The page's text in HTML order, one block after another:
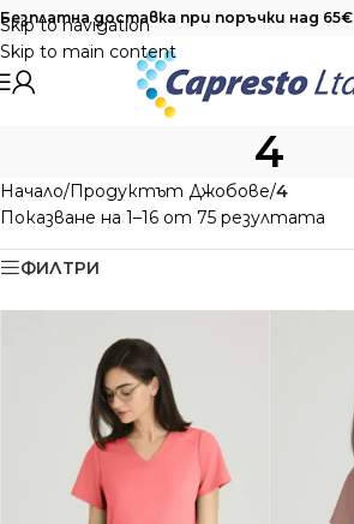
Skip to navigation
Skip to main content
Безплатна доставка при поръчки над 65€
4
Начало/Продуктът Джобове/4
Показване на 1–16 от 75 резултата
ФИЛТРИ